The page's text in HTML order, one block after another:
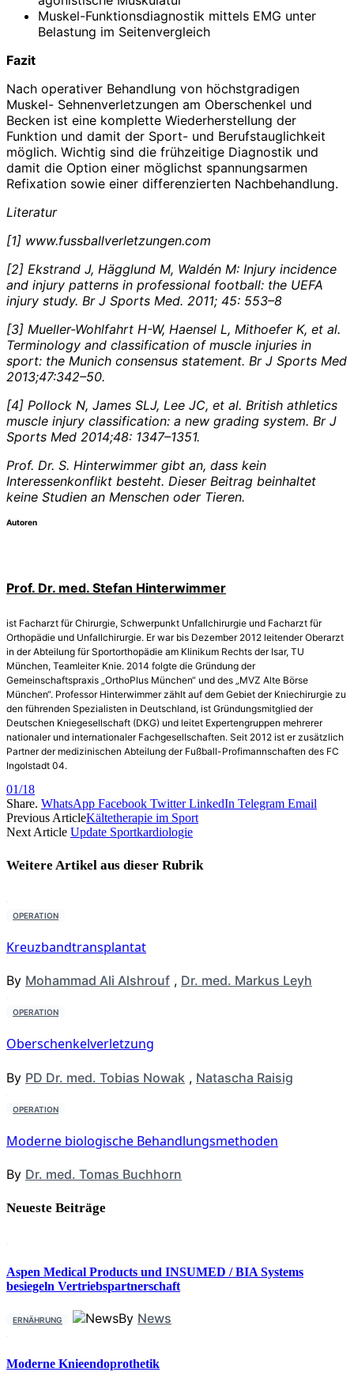
Muskel-Funktionsdiagnostik mittels EMG unter
Belastung im Seitenvergleich
Fazit
Nach operativer Behandlung von höchstgradigen
Muskel- Sehnenverletzungen am Oberschenkel und
Becken ist eine komplette Wiederherstellung der
Funktion und damit der Sport- und Berufstauglichkeit
möglich. Wichtig sind die frühzeitige Diagnostik und
damit die Option einer möglichst spannungsarmen
Refixation sowie einer differenzierten Nachbehandlung.
Literatur
[1] www.fussballverletzungen.com
[2] Ekstrand J, Hägglund M, Waldén M: Injury incidence
and injury patterns in professional football: the UEFA
injury study. Br J Sports Med. 2011; 45: 553–8
[3] Mueller-Wohlfahrt H-W, Haensel L, Mithoefer K, et al.
Terminology and classification of muscle injuries in
sport: the Munich consensus statement. Br J Sports Med
2013;47:342–50.
[4] Pollock N, James SLJ, Lee JC, et al. British athletics
muscle injury classification: a new grading system. Br J
Sports Med 2014;48: 1347–1351.
Prof. Dr. S. Hinterwimmer gibt an, dass kein
Interessenkonflikt besteht. Dieser Beitrag beinhaltet
keine Studien an Menschen oder Tieren.
Autoren
Prof. Dr. med. Stefan Hinterwimmer
ist Facharzt für Chirurgie, Schwerpunkt Unfallchirurgie und Facharzt für
Orthopädie und Unfallchirurgie. Er war bis Dezember 2012 leitender Oberarzt
in der Abteilung für Sportorthopädie am Klinikum Rechts der Isar, TU
München, Teamleiter Knie. 2014 folgte die Gründung der
Gemeinschaftspraxis „OrthoPlus München“ und des „MVZ Alte Börse
München“. Professor Hinterwimmer zählt auf dem Gebiet der Kniechirurgie zu
den führenden Spezialisten in Deutschland, ist Gründungsmitglied der
Deutschen Kniegesellschaft (DKG) und leitet Expertengruppen mehrerer
nationaler und internationaler Fachgesellschaften. Seit 2012 ist er zusätzlich
Partner der medizinischen Abteilung der Fußball-Profimannschaften des FC
Ingolstadt 04.
01/18
Share. WhatsApp Facebook Twitter LinkedIn Telegram Email
Previous ArticleKältetherapie im Sport
Next Article Update Sportkardiologie
Weitere Artikel aus dieser Rubrik
OPERATION
Kreuzbandtransplantat
By Mohammad Ali Alshrouf , Dr. med. Markus Leyh
OPERATION
Oberschenkelverletzung
By PD Dr. med. Tobias Nowak , Natascha Raisig
OPERATION
Moderne biologische Behandlungsmethoden
By Dr. med. Tomas Buchhorn
Neueste Beiträge
Aspen Medical Products und INSUMED / BIA Systems
besiegeln Vertriebspartnerschaft
ERNÄHRUNG By News
Moderne Knieendoprothetik